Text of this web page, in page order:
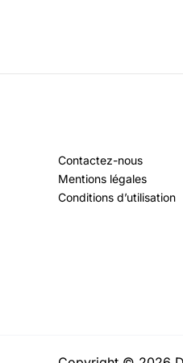
Contactez-nous
Mentions légales
Conditions d’utilisation